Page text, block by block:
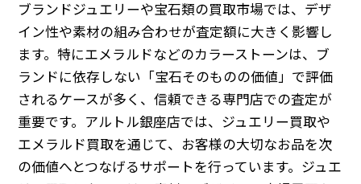
ブランドジュエリーや宝石類の買取市場では、デザ
イン性や素材の組み合わせが査定額に大きく影響し
ます。特にエメラルドなどのカラーストーンは、ブ
ランドに依存しない「宝石そのものの価値」で評価
されるケースが多く、信頼できる専門店での査定が
重要です。アルトル銀座店では、ジュエリー買取や
エメラルド買取を通じて、お客様の大切なお品を次
の価値へとつなげるサポートを行っています。ジュエ